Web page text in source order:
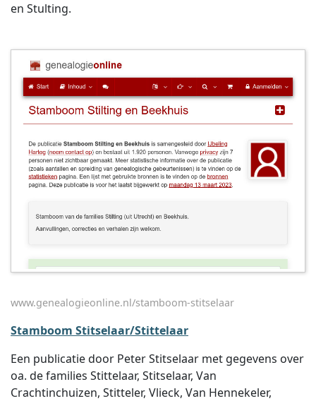
en Stulting.
www.genealogieonline.nl/stamboom-stitselaar
Stamboom Stitselaar/Stittelaar
Een publicatie door Peter Stitselaar met gegevens over
oa. de families Stittelaar, Stitselaar, Van
Crachtinchuizen, Stitteler, Vlieck, Van Hennekeler,